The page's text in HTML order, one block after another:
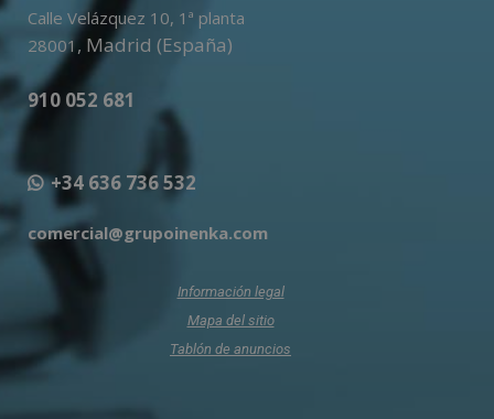
Calle Velázquez 10, 1ª planta
28001, Madrid (España)
910 052 681
+34 636 736 532
comercial@grupoinenka.com
Información legal
Mapa del sitio
Tablón de anuncios